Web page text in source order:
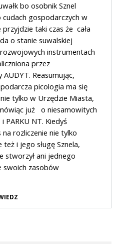
bo osobnik Sznel
gospodarczych w
przyjdzie taki czas że cała
o stanie suwalskiej
instrumentach
przez
Reasumując,
picologia ma się
tylko w Urzędzie Miasta,
już o niesamowitych
PARKU NT. Kiedyś
rozliczenie nie tylko
też i jego sługę Sznela,
stworzył ani jednego
swoich zasobów